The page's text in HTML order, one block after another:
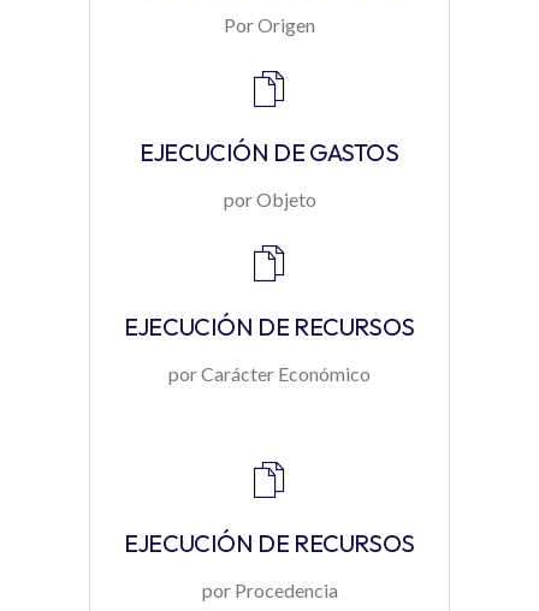
Por Origen
EJECUCIÓN DE GASTOS
por Objeto
EJECUCIÓN DE RECURSOS
por Carácter Económico
EJECUCIÓN DE RECURSOS
por Procedencia